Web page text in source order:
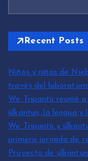
Recent Posts
Niños y niñas de
través del
We Tripantü reunió
ülkantun, la lengua y
We Tripantü y
primera jornada de
Proyecto de